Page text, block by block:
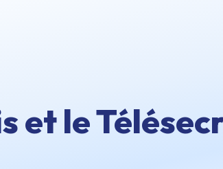
et le